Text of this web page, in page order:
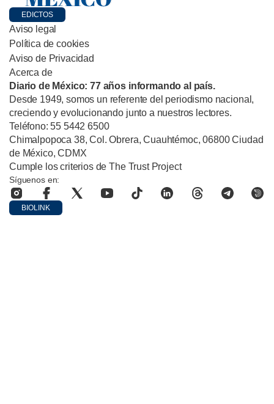
EDICTOS
Aviso legal
Política de cookies
Aviso de Privacidad
Acerca de
Diario de México: 77 años informando al país.
Desde 1949, somos un referente del periodismo nacional,
creciendo y evolucionando junto a nuestros lectores.
Teléfono: 55 5442 6500
Chimalpopoca 38, Col. Obrera, Cuauhtémoc, 06800 Ciudad
de México, CDMX
Cumple los criterios de The Trust Project
Síguenos en:
BIOLINK